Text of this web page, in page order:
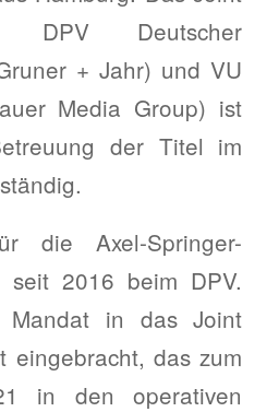
DPV Deutscher
+ Jahr) und VU
Media Group) ist
der Titel im
die Axel-Springer-
seit 2016 beim DPV.
in das Joint
eingebracht, das zum
in den operativen